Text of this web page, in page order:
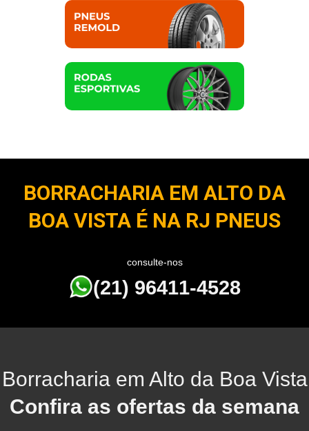
BORRACHARIA EM ALTO DA
BOA VISTA É NA RJ PNEUS
consulte-nos
(21) 96411-4528
Borracharia em Alto da Boa Vista
Confira as ofertas da semana